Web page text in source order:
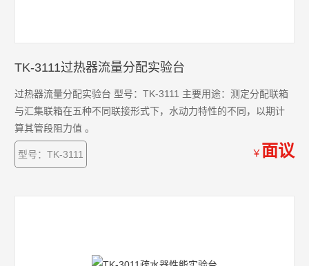
TK-3111过热器流量分配实验台
过热器流量分配实验台 型号：TK-3111 主要用途：测定分配联箱
与汇集联箱在五种不同联接形式下，水动力特性的不同，以期计
算其管段阻力值 。
型号：TK-3111 ￥ 面议